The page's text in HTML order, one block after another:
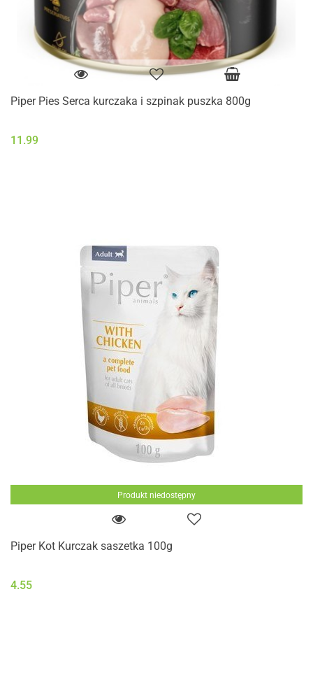
Piper Pies Serca kurczaka i szpinak puszka 800g
11.99
Produkt niedostępny
Piper Kot Kurczak saszetka 100g
4.55